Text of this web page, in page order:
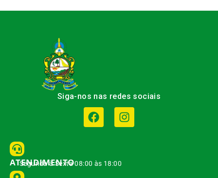
Siga-nos nas redes sociais
ATENDIMENTO
Segunda à Sexta 08:00 às 18:00